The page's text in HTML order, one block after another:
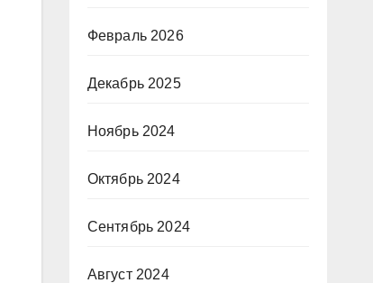
Февраль 2026
Декабрь 2025
Ноябрь 2024
Октябрь 2024
Сентябрь 2024
Август 2024